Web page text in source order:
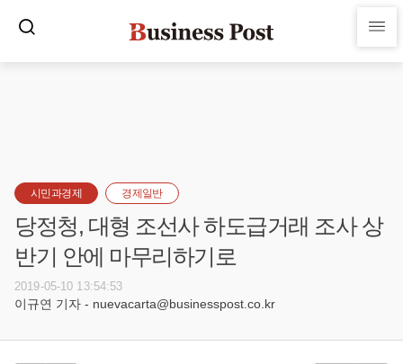
시민과경제 경제일반
당정청, 대형 조선사 하도급거래 조사 상
반기 안에 마무리하기로
2019-05-10 13:54:53
이규연 기자 - nuevacarta@businesspost.co.kr